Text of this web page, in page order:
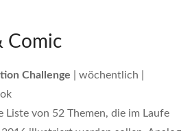
Comic
Challenge | wöchentlich |
Liste von 52 Themen, die im Laufe